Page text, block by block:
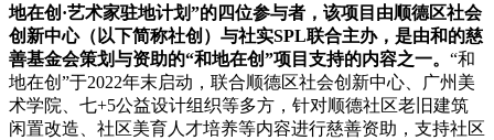
地在创·艺术家驻地计划”的四位参与者，该项目由顺德区社会
创新中心（以下简称社创）与社实SPL联合主办，是由和的慈
善基金会策划与资助的“和地在创”项目支持的内容之一。 “和
地在创”于2022年末启动，联合顺德区社会创新中心、广州美
术学院、七+5公益设计组织等多方，针对顺德社区老旧建筑
闲置改造、社区美育人才培养等内容进行慈善资助，支持社区